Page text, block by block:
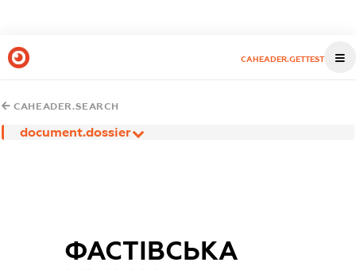
CAHEADER.GETTEST
CAHEADER.SEARCH
document.dossier
ФАСТІВСЬКА